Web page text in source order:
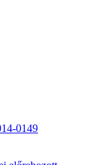
0149